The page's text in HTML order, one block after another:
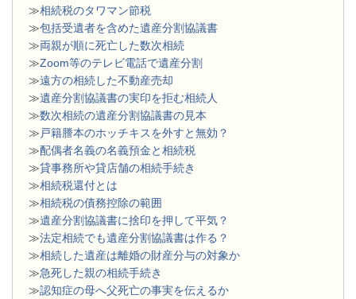
≫相続税のタワマン節税
≫包括受遺者を含めた遺産分割協議書
≫両親が順に死亡した数次相続
≫Zoom等のテレビ電話で遺産分割
≫遠方の相続した不動産売却
≫遺産分割協議書の実印を拒む相続人
≫数次相続の遺産分割協議書の見本
≫ 戸籍謄本のホッチキスを外すと無効？
≫配偶者名義の名義預金と相続税
≫貸事務所や貸店舗の相続手続き
≫相続税還付とは
≫相続税の債務控除の範囲
≫遺産分割協議書に捨印を押して平気？
≫法定相続でも遺産分割協議書は作る？
≫相続した遺産は離婚の財産分与の対象か
≫急死した親の相続手続き
≫認知症の母へ父死亡の事実を伝えるか